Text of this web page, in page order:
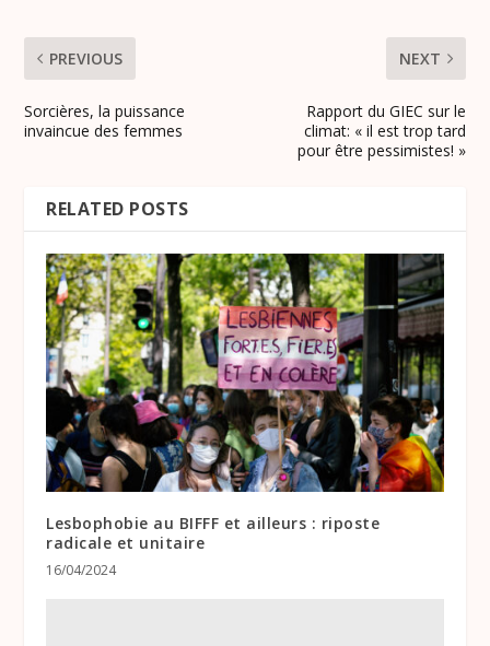
PREVIOUS
Sorcières, la puissance
invaincue des femmes
NEXT
Rapport du GIEC sur le
climat: « il est trop tard
pour être pessimistes! »
RELATED POSTS
Lesbophobie au BIFFF et ailleurs : riposte
radicale et unitaire
16/04/2024